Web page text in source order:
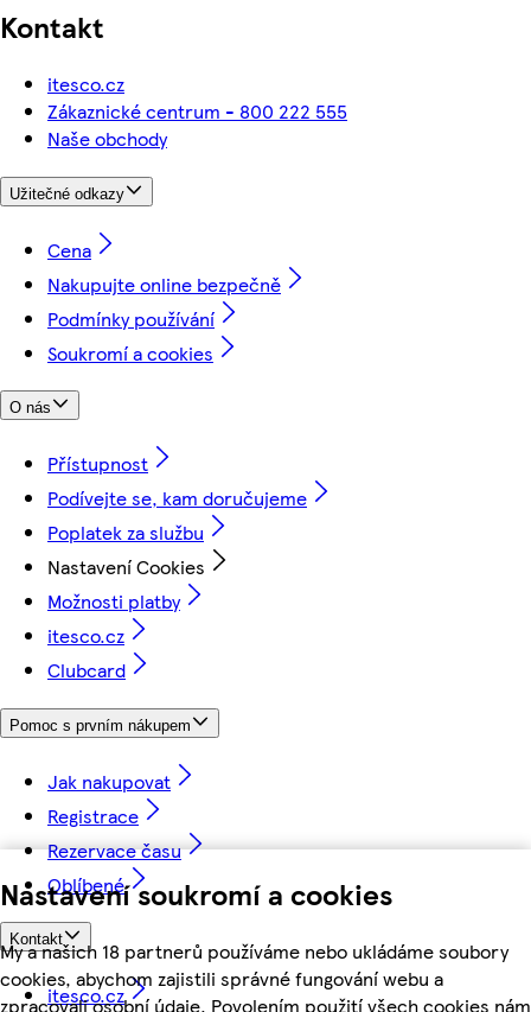
Nastavení soukromí a cookies
My a našich 18 partnerů používáme nebo ukládáme soubory
cookies, abychom zajistili správné fungování webu a
zpracovali osobní údaje. Povolením použití všech cookies nám
Kontakt
itesco.cz
Zákaznické centrum - 800 222 555
Naše obchody
Užitečné odkazy
Cena
Nakupujte online bezpečně
Podmínky používání
Soukromí a cookies
O nás
Přístupnost
Podívejte se, kam doručujeme
Poplatek za službu
Nastavení Cookies
Možnosti platby
itesco.cz
Clubcard
Pomoc s prvním nákupem
Jak nakupovat
Registrace
Rezervace času
Oblíbené
Kontakt
itesco.cz